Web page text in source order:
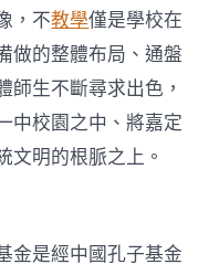
，不教學僅是學校在
做的整體布局、通盤
師生不斷尋求出色，
中校園之中、將嘉定
文明的根脈之上。
金是經中國孔子基金